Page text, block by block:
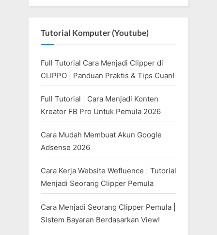
Tutorial Komputer (Youtube)
Full Tutorial Cara Menjadi Clipper di
CLIPPO | Panduan Praktis & Tips Cuan!
Full Tutorial | Cara Menjadi Konten
Kreator FB Pro Untuk Pemula 2026
Cara Mudah Membuat Akun Google
Adsense 2026
Cara Kerja Website Wefluence | Tutorial
Menjadi Seorang Clipper Pemula
Cara Menjadi Seorang Clipper Pemula |
Sistem Bayaran Berdasarkan View!